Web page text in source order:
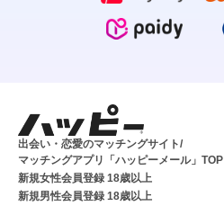
出会い・恋愛のマッチングサイト/
マッチングアプリ「ハッピーメール」TOP
新規女性会員登録 18歳以上
新規男性会員登録 18歳以上